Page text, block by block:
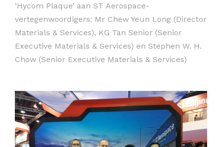
‘Hycom Plaque’ aan ST Aerospace-
vertegenwoordigers: Mr Chew Yeun Long (Director
Materials & Services), KG Tan Senior (Senior
Executive Materials & Services) en Stephen W. H.
Chow (Senior Executive Materials & Services)